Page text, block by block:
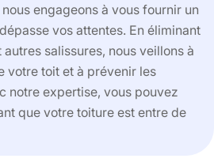
engageons à vous fournir un
vos attentes. En éliminant
salissures, nous veillons à
votre toit et à prévenir les
notre expertise, vous pouvez
que votre toiture est entre de